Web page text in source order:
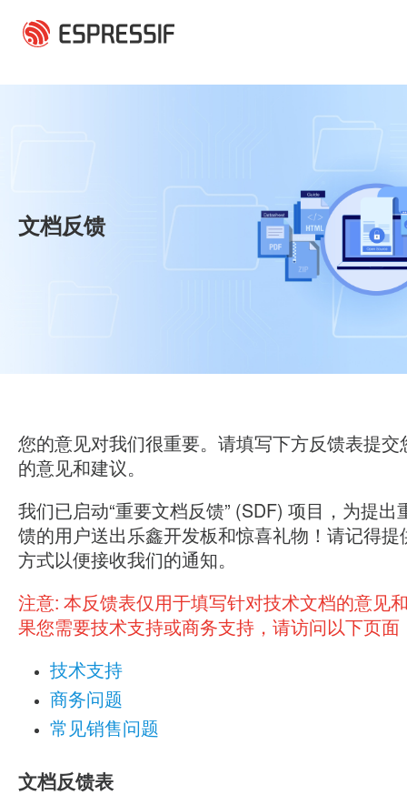
文档反馈
您的意见对我们很重要。请填写下方反馈表提交
的意见和建议。
我们已启动“重要文档反馈” (SDF) 项目，为提出
馈的用户送出乐鑫开发板和惊喜礼物！请记得提
方式以便接收我们的通知。
注意: 本反馈表仅用于填写针对技术文档的意见
果您需要技术支持或商务支持，请访问以下页面
技术支持
商务问题
常见销售问题
文档反馈表